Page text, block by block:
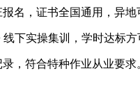
名，证书全国通用，异地
下实操集训，学时达标方
，符合特种作业从业要求